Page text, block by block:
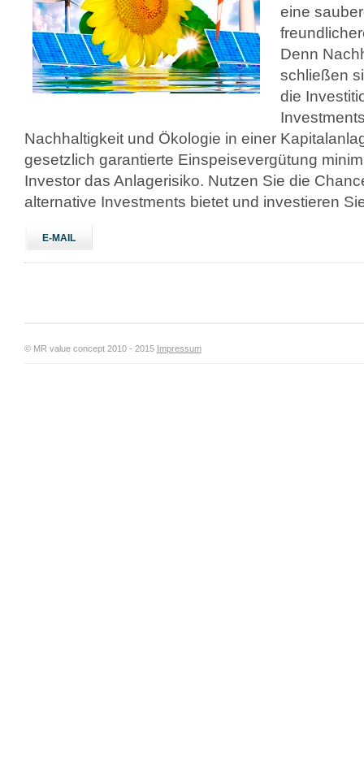
eine
Denn
schließen
die
Nachhaltigkeit und Ökologie in einer
gesetzlich garantierte Einspeisevergütung
Investor das Anlagerisiko. Nutzen Sie die
alternative Investments bietet und investieren
E-MAIL
© MR value concept 2010 - 2015 Impressum